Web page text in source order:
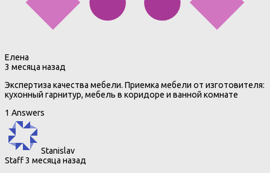
Елена
3 месяца назад
Экспертиза качества мебели. Приемка мебели от изготовителя:
кухонный гарнитур, мебель в коридоре и ванной комнате
1 Answers
Stanislav
Staff3 месяца назад